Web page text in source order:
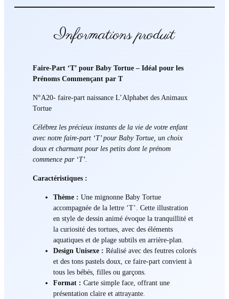
Informations produit
Faire-Part ‘T’ pour Baby Tortue – Idéal pour les
Prénoms Commençant par T
N°A20- faire-part naissance L’Alphabet des Animaux
Tortue
Célébrez les précieux instants de la vie de votre enfant
avec notre faire-part ‘T’ pour Baby Tortue, un choix
doux et charmant pour les petits dont le prénom
commence par ‘T’.
Caractéristiques :
Thème : Une mignonne Baby Tortue
accompagnée de la lettre ‘T’. Cette illustration
en style de dessin animé évoque la tranquillité et
la curiosité des tortues, avec des éléments
aquatiques et de plage subtils en arrière-plan.
Design Unisexe : Réalisé avec des feutres colorés
et des tons pastels doux, ce faire-part convient à
tous les bébés, filles ou garçons.
Format : Carte simple face, offrant une
présentation claire et attrayante.